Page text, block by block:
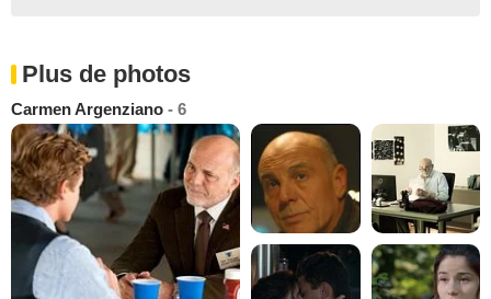
Plus de photos
Carmen Argenziano - 6